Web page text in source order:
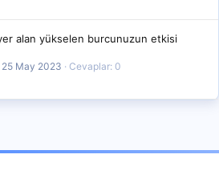
alan yükselen burcunuzun etkisi
25 May 2023
Cevaplar: 0